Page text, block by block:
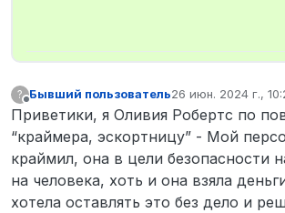
? Бывший пользователь26 июн. 2024 г.,
отредактировано
Приветики, я Оливия Робертс по
“краймера, эскортницу” - Мой
краймил, она в цели безопасности
на человека, хоть и она взяла
хотела оставлять это без дело и